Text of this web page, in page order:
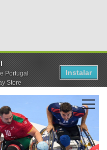
Portugal
Store
Instalar